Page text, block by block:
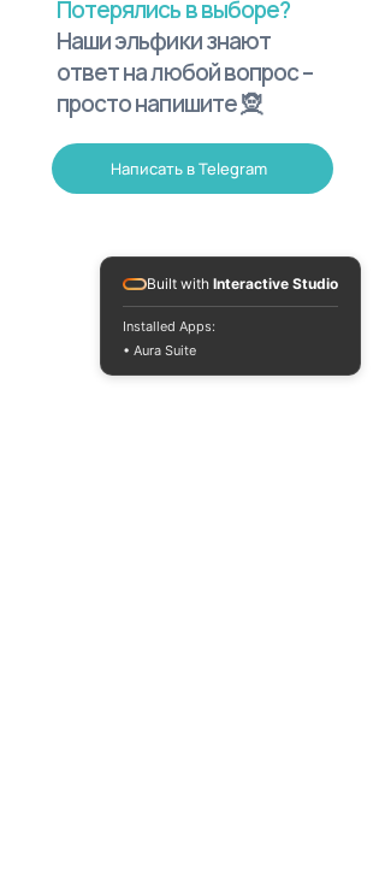
Потерялись в выборе?
Наши эльфики знают
ответ на любой вопрос –
просто напишите 🧝
Написать в Telegram
Built with Interactive Studio
Installed Apps:
• Aura Suite